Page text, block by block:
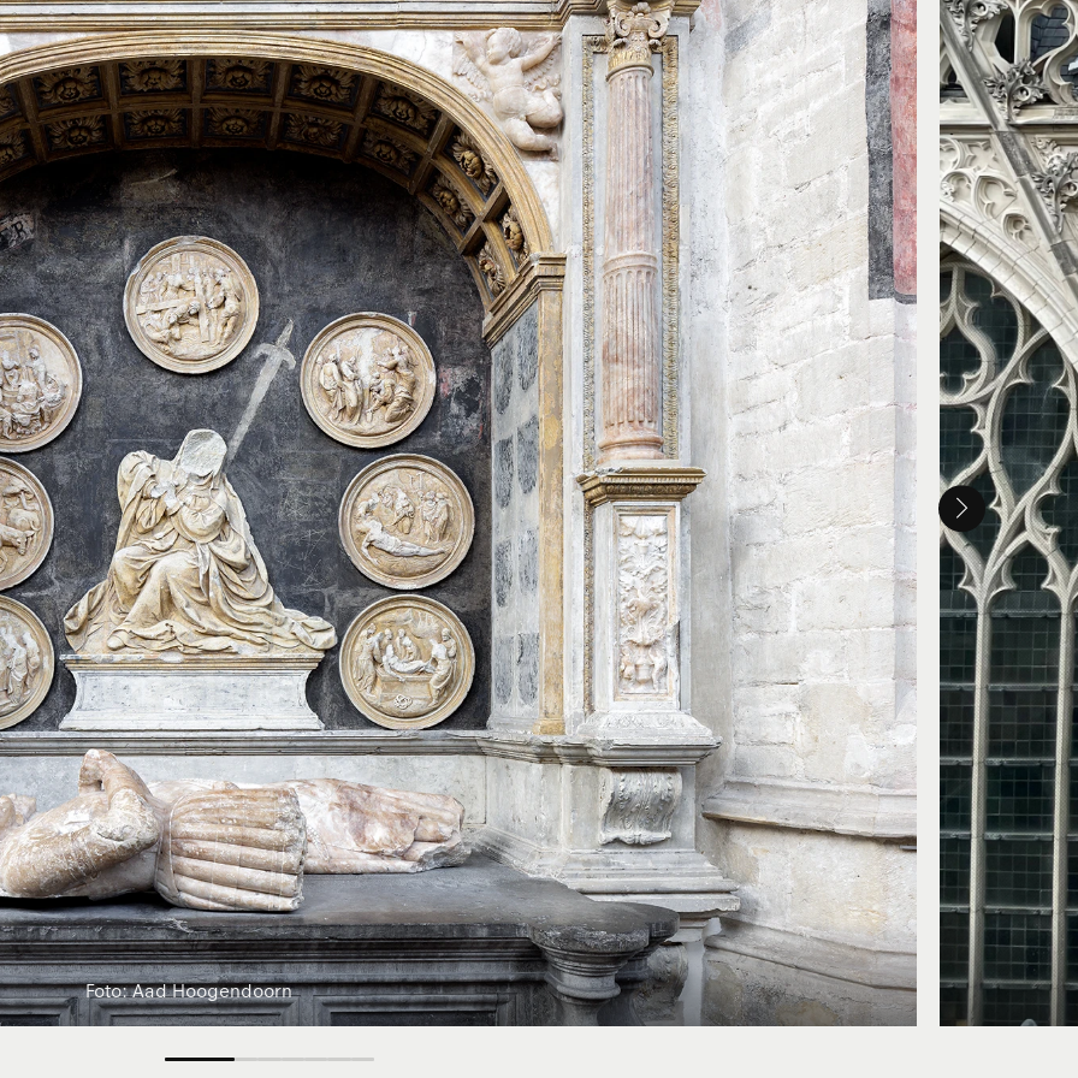
Foto: Aad Hoogendoorn